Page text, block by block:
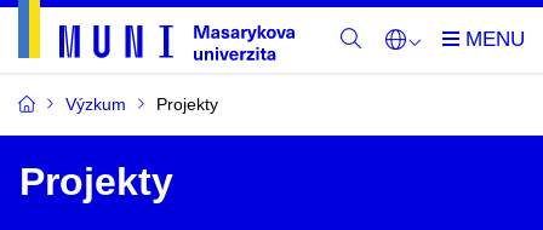
Výzkum Projekty
Projekty